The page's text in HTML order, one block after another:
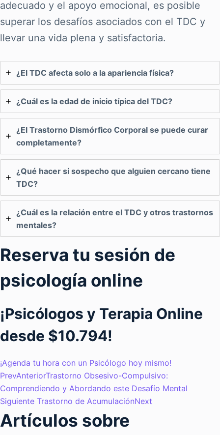
adecuado y el apoyo emocional, es posible
superar los desafíos asociados con el TDC y
llevar una vida plena y satisfactoria.
¿El TDC afecta solo a la apariencia física?
¿Cuál es la edad de inicio típica del TDC?
¿El Trastorno Dismórfico Corporal se puede curar
completamente?
¿Qué hacer si sospecho que alguien cercano tiene
TDC?
¿Cuál es la relación entre el TDC y otros trastornos
mentales?
Reserva tu sesión de
psicología online
¡Psicólogos y Terapia Online
desde $10.794!
¡Agenda tu hora con un Psicólogo hoy mismo!
PrevAnteriorTrastorno Obsesivo-Compulsivo:
Comprendiendo y Abordando este Desafío Mental
Siguiente Trastorno de AcumulaciónNext
Artículos sobre